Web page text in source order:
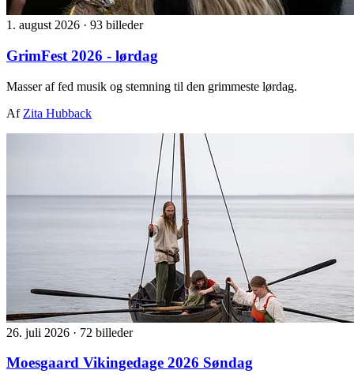
1. august 2026 · 93 billeder
GrimFest 2026 - lørdag
Masser af fed musik og stemning til den grimmeste lørdag.
Af Zita Hubback
26. juli 2026 · 72 billeder
Moesgaard Vikingedage 2026 Søndag